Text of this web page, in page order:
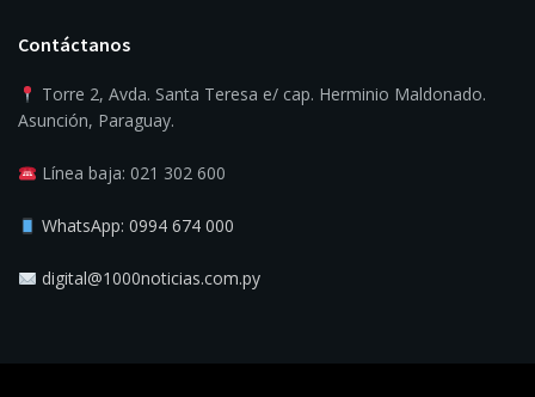
Contáctanos
Torre 2, Avda. Santa Teresa e/ cap. Herminio Maldonado.
Asunción, Paraguay.
Línea baja: 021 302 600
WhatsApp: 0994 674 000
digital@1000noticias.com.py